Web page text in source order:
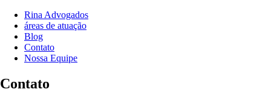
Rina Advogados
áreas de atuação
Blog
Contato
Nossa Equipe
Contato